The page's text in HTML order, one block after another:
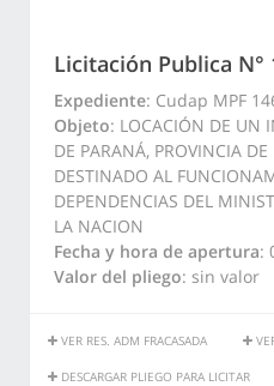
Licitación Publica N°
Expediente: Cudap MPF
Objeto: LOCACIÓN DE UN
DE PARANÁ, PROVINCIA DE
DESTINADO AL
DEPENDENCIAS DEL
LA NACION
Fecha y hora de apertura:
Valor del pliego: sin valor
VER RES. ADM FRACASADA
DESCARGAR PLIEGO PARA LICITAR